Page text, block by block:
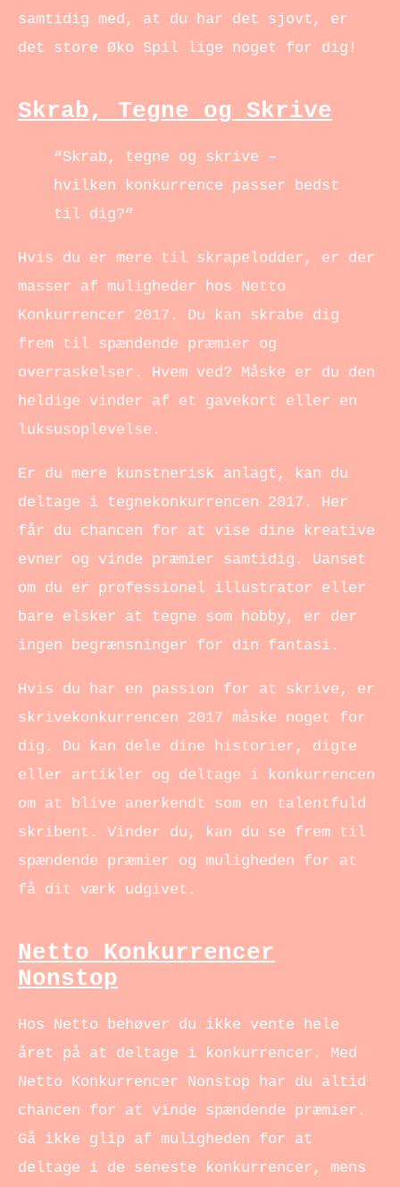
samtidig med, at du har det sjovt, er
det store Øko Spil lige noget for dig!
Skrab, Tegne og Skrive
“Skrab, tegne og skrive –
hvilken konkurrence passer bedst
til dig?”
Hvis du er mere til skrapelodder, er der
masser af muligheder hos Netto
Konkurrencer 2017. Du kan skrabe dig
frem til spændende præmier og
overraskelser. Hvem ved? Måske er du den
heldige vinder af et gavekort eller en
luksusoplevelse.
Er du mere kunstnerisk anlagt, kan du
deltage i tegnekonkurrencen 2017. Her
får du chancen for at vise dine kreative
evner og vinde præmier samtidig. Uanset
om du er professionel illustrator eller
bare elsker at tegne som hobby, er der
ingen begrænsninger for din fantasi.
Hvis du har en passion for at skrive, er
skrivekonkurrencen 2017 måske noget for
dig. Du kan dele dine historier, digte
eller artikler og deltage i konkurrencen
om at blive anerkendt som en talentfuld
skribent. Vinder du, kan du se frem til
spændende præmier og muligheden for at
få dit værk udgivet.
Netto Konkurrencer
Nonstop
Hos Netto behøver du ikke vente hele
året på at deltage i konkurrencer. Med
Netto Konkurrencer Nonstop har du altid
chancen for at vinde spændende præmier.
Gå ikke glip af muligheden for at
deltage i de seneste konkurrencer, mens